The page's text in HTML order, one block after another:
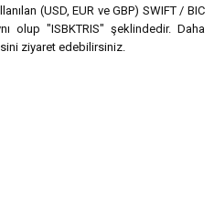
(USD, EUR ve GBP) SWIFT / BIC
olup "ISBKTRIS" şeklindedir. Daha
ziyaret edebilirsiniz.